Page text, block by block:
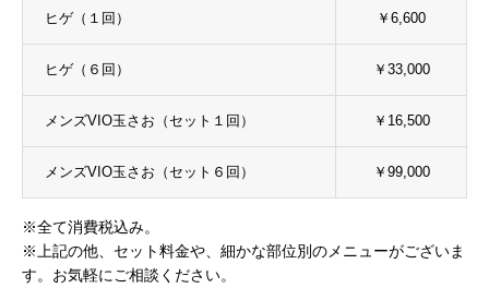
ヒゲ（１回） ￥6,600
ヒゲ（６回） ￥33,000
メンズVIO玉さお（セット１回） ￥16,500
メンズVIO玉さお（セット６回） ￥99,000
※全て消費税込み。
※上記の他、セット料金や、細かな部位別のメニューがございま
す。お気軽にご相談ください。